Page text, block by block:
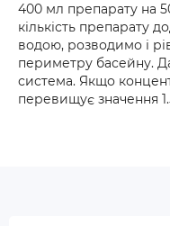
400 мл препарату на
кількість препарату
водою, розводимо і
периметру басейну.
система. Якщо
перевищує значення